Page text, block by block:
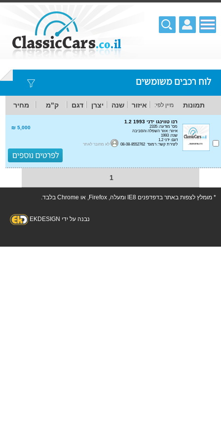
לוח רכבים משומשים
תמונות מיין לפי: איזור שנה יצרן דגם ק"מ מחיר
רנו טווינגו ידני 1.2 1993
מס' מודעה: 2335
איזור: אזור השפלה והסביבה
שנה: 1993
דגם: ידני 1.2
ליצירת קשר: רמונד 08-08-8552762
לא מחובר לאתר
5,000 ₪
1
* מומלץ לצפות באתר בדפדפנים IE8 ומעלה, Firefox, או Chrome בלבד.
נבנה על ידי EKDESIGN